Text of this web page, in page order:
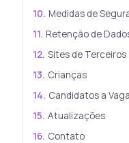
10. Medidas de
11. Retenção de
12. Sites de Terceiros
13. Crianças
14. Candidatos a
15. Atualizações
16. Contato